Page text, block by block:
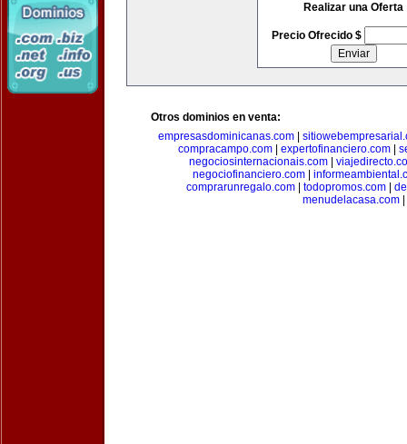
Realizar una Oferta
Precio Ofrecido $
Otros dominios en venta:
empresasdominicanas.com|
compracampo.com| expertofinanciero.com|
negociosinternacionais.com
negociofinanciero.com
comprarunregalo.com| todopromos.com|
menudelacasa.com|